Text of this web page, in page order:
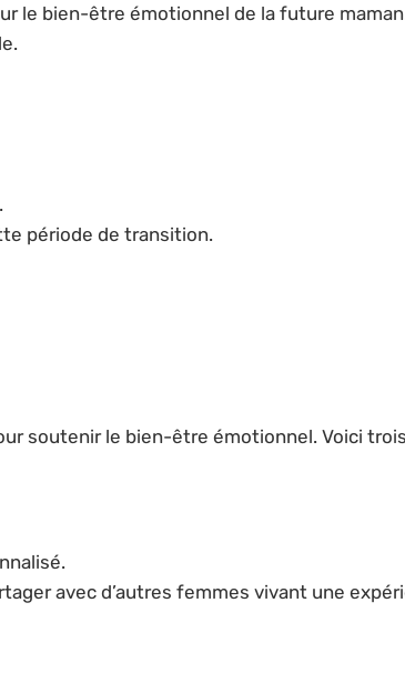
le bien-être émotionnel de la future
période de transition.
soutenir le bien-être émotionnel. Voici
avec d’autres femmes vivant une